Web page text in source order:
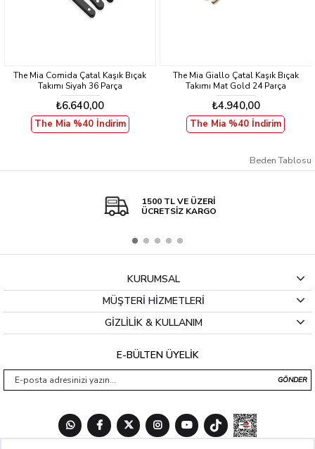
The Mia Comida Çatal Kaşık Bıçak
Takımı Siyah 36 Parça
₺6.640,00
The Mia %40 İndirim
The Mia Giallo Çatal Kaşık Bıçak
Takımı Mat Gold 24 Parça
₺4.940,00
The Mia %40 İndirim
Beden Tablosu
1500 TL VE ÜZERİ
ÜCRETSİZ KARGO
KURUMSAL
MÜŞTERİ HİZMETLERİ
GİZLİLİK & KULLANIM
E-BÜLTEN ÜYELİK
GÖNDER